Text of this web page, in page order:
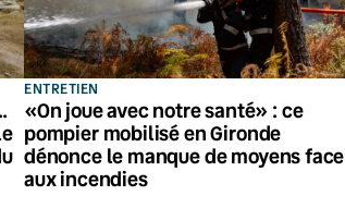
ENTRETIEN
«On joue avec notre santé» : ce
pompier mobilisé en Gironde
dénonce le manque de moyens face
aux incendies